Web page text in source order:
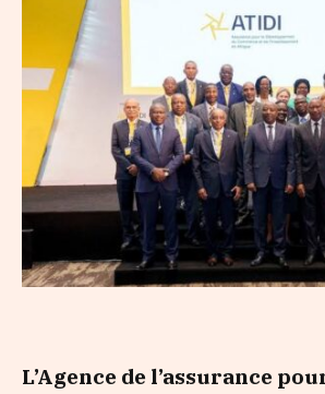
L’Agence de l’assurance